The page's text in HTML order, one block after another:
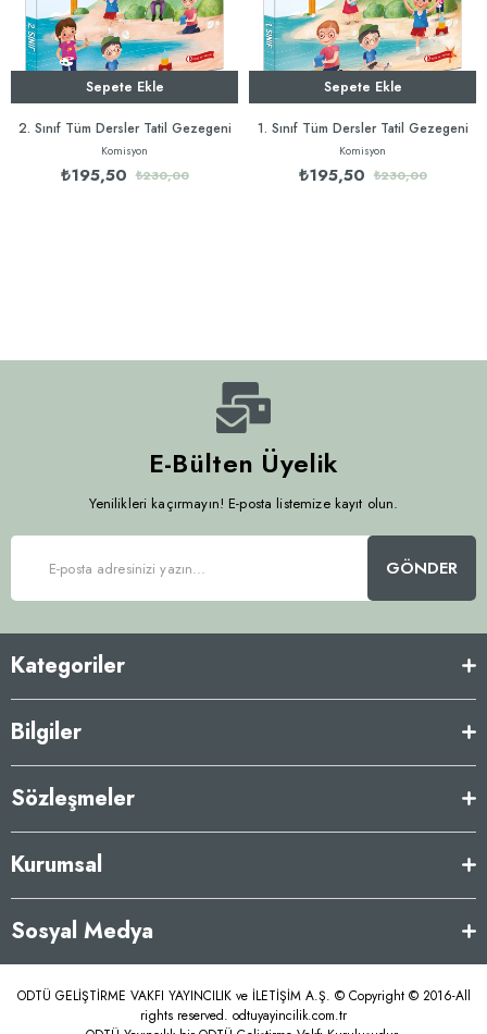
Sepete Ekle
2. Sınıf Tüm Dersler Tatil Gezegeni
Komisyon
₺195,50 ₺230,00
Sepete Ekle
1. Sınıf Tüm Dersler Tatil Gezegeni
Komisyon
₺195,50 ₺230,00
E-Bülten Üyelik
Yenilikleri kaçırmayın! E-posta listemize kayıt olun.
GÖNDER
Kategoriler
Bilgiler
Sözleşmeler
Kurumsal
Sosyal Medya
ODTÜ GELİŞTİRME VAKFI YAYINCILIK ve İLETİŞİM A.Ş. © Copyright © 2016-All
rights reserved. odtuyayincilik.com.tr